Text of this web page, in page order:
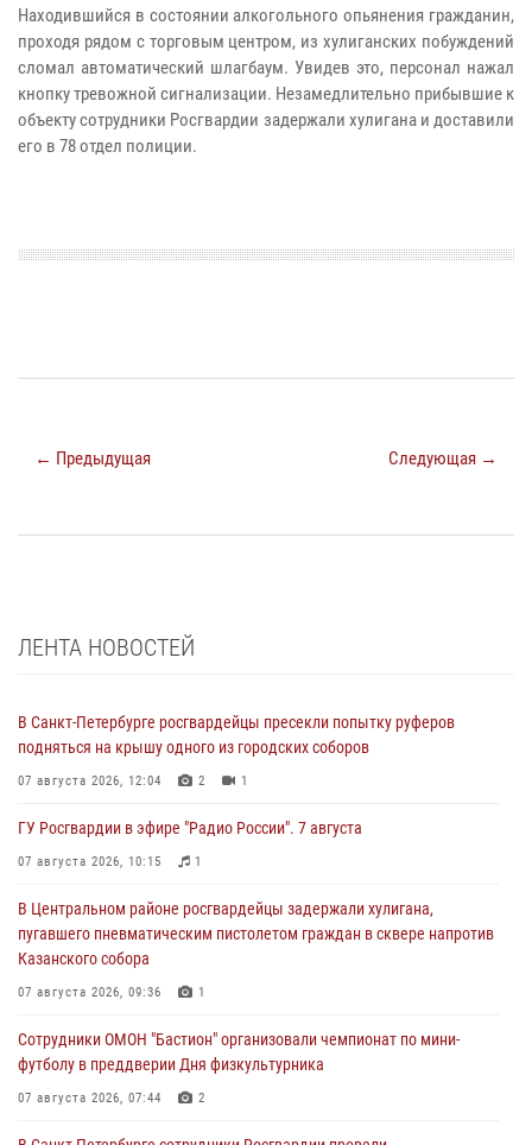
Находившийся в состоянии алкогольного опьянения гражданин,
проходя рядом с торговым центром, из хулиганских побуждений
сломал автоматический шлагбаум. Увидев это, персонал нажал
кнопку тревожной сигнализации. Незамедлительно прибывшие к
объекту сотрудники Росгвардии задержали хулигана и доставили
его в 78 отдел полиции.
← Предыдущая Следующая →
ЛЕНТА НОВОСТЕЙ
В Санкт-Петербурге росгвардейцы пресекли попытку руферов
подняться на крышу одного из городских соборов
07 августа 2026, 12:04 2 1
ГУ Росгвардии в эфире "Радио России". 7 августа
07 августа 2026, 10:15 1
В Центральном районе росгвардейцы задержали хулигана,
пугавшего пневматическим пистолетом граждан в сквере напротив
Казанского собора
07 августа 2026, 09:36 1
Сотрудники ОМОН "Бастион" организовали чемпионат по мини-
футболу в преддверии Дня физкультурника
07 августа 2026, 07:44 2